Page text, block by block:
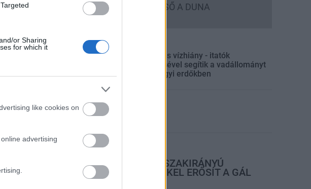
or Sharing
for which it
like cookies on
advertising
MEGÉRKEZETT AZ ESŐ A DUNA
VÍZGYŰJTŐJÉRE
Hőség és vízhiány - itatók
feltöltésével segítik a vadállományt
a somogyi erdőkben
Aktuális
KEVESEBB FÉNYT!
Országos hírek
KECSKEMÉTEN IS SZAKIRÁNYÚ
TOVÁBBKÉPZÉSEKKEL ERŐSÍT A GÁL
FERENC EGYETEM